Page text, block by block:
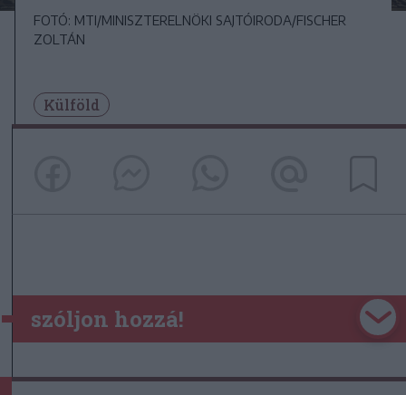
FOTÓ: MTI/MINISZTERELNÖKI SAJTÓIRODA/FISCHER
ZOLTÁN
Külföld
szóljon hozzá!